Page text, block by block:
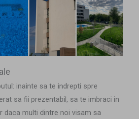
inainte sa te indrepti spre
sa fii prezentabil, sa te imbraci in
daca multi dintre noi visam sa